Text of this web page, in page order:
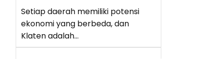
Setiap daerah memiliki potensi
ekonomi yang berbeda, dan
Klaten adalah…